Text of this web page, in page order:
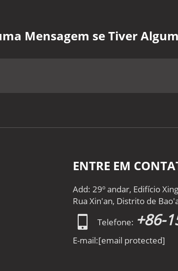
Mensagem se Tiver
ENTRE EM
Add: 29º andar, Edifício
Rua Xin'an, Distrito de
Telefone: +86-
E-mail:[email protected]